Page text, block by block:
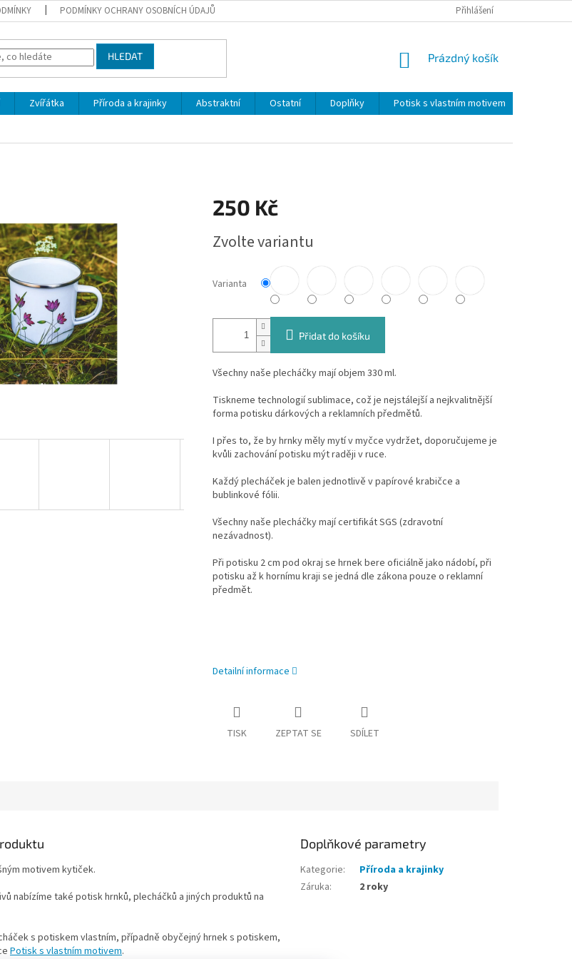
PODMÍNKY OCHRANY OSOBNÍCH ÚDAJŮ Přihlášení
HLEDAT
NÁKUPNÍ
Prázdný košík
Zvířátka Příroda a krajinky Abstraktní Ostatní Doplňky Potisk s vlastním motivem
250 Kč
cena:
Zvolte variantu
Varianta
Přidat do košíku
Všechny naše plecháčky mají objem 330 ml.
Tiskneme technologií sublimace, což je nejstálejší a nejkvalitnější
forma potisku dárkových a reklamních předmětů.
I přes to, že by hrnky měly mytí v myčce vydržet, doporučujeme je
kvůli zachování potisku mýt raději v ruce.
Každý plecháček je balen jednotlivě v papírové krabičce a
bublinkové fólii.
Všechny naše plecháčky mají certifikát SGS (zdravotní
nezávadnost).
Při potisku 2 cm pod okraj se hrnek bere oficiálně jako nádobí, při
potisku až k hornímu kraji se jedná dle zákona pouze o reklamní
předmět.
Detailní informace
TISK ZEPTAT SE SDÍLET
motivem kytiček.
nabízíme také potisk hrnků, plecháčků a jiných produktů na
s potiskem vlastním, případně obyčejný hrnek s potiskem,
Potisk s vlastním motivem.
Doplňkové parametry
Kategorie:
Příroda a krajinky
Záruka: 2 roky